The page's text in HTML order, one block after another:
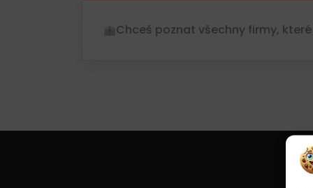
Chceš poznat všechny firmy,